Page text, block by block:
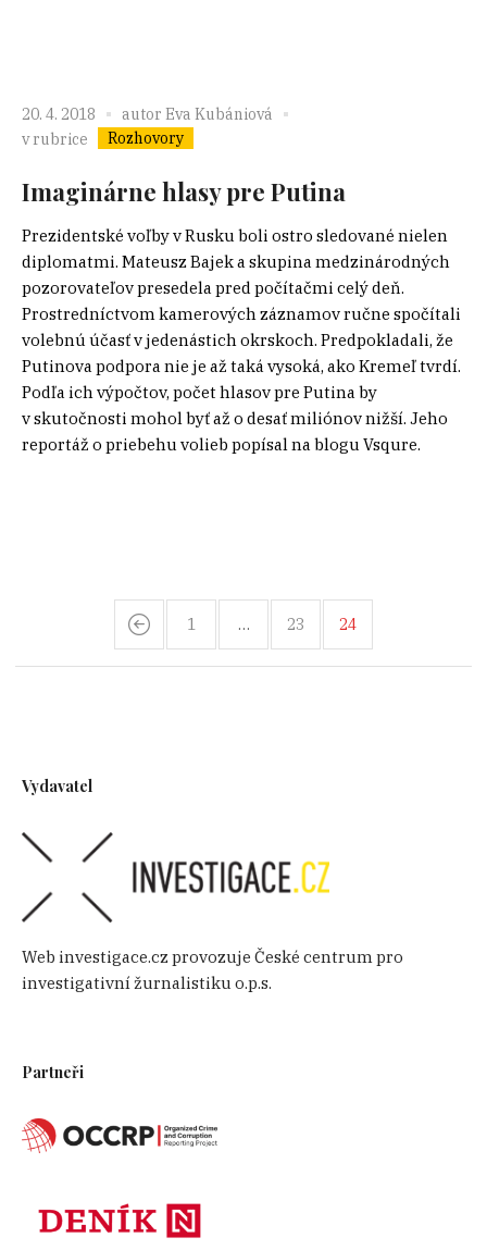
20. 4. 2018 autor Eva Kubániová
v rubrice
Rozhovory
Imaginárne hlasy pre Putina
Prezidentské voľby v Rusku boli ostro sledované nielen
diplomatmi. Mateusz Bajek a skupina medzinárodných
pozorovateľov presedela pred počítačmi celý deň.
Prostredníctvom kamerových záznamov ručne spočítali
volebnú účasť v jedenástich okrskoch. Predpokladali, že
Putinova podpora nie je až taká vysoká, ako Kremeľ tvrdí.
Podľa ich výpočtov, počet hlasov pre Putina by
v skutočnosti mohol byť až o desať miliónov nižší. Jeho
reportáž o priebehu volieb popísal na blogu Vsqure.
1 … 23 24
Vydavatel
Web investigace.cz provozuje České centrum pro
investigativní žurnalistiku o.p.s.
Partneři